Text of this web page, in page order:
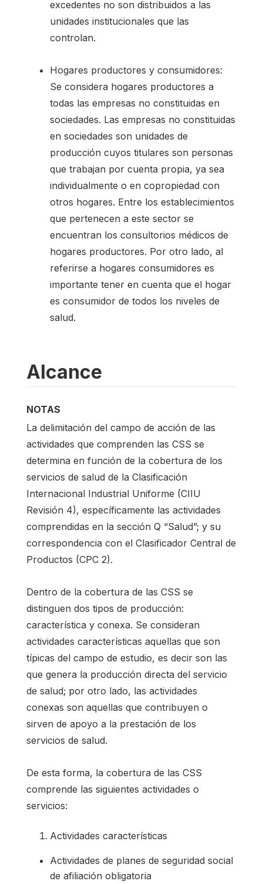
excedentes no son distribuidos a las
unidades institucionales que las
controlan.
Hogares productores y consumidores:
Se considera hogares productores a
todas las empresas no constituidas en
sociedades. Las empresas no constituidas
en sociedades son unidades de
producción cuyos titulares son personas
que trabajan por cuenta propia, ya sea
individualmente o en copropiedad con
otros hogares. Entre los establecimientos
que pertenecen a este sector se
encuentran los consultorios médicos de
hogares productores. Por otro lado, al
referirse a hogares consumidores es
importante tener en cuenta que el hogar
es consumidor de todos los niveles de
salud.
Alcance
NOTAS
La delimitación del campo de acción de las
actividades que comprenden las CSS se
determina en función de la cobertura de los
servicios de salud de la Clasificación
Internacional Industrial Uniforme (CIIU
Revisión 4), específicamente las actividades
comprendidas en la sección Q “Salud”; y su
correspondencia con el Clasificador Central de
Productos (CPC 2).
Dentro de la cobertura de las CSS se
distinguen dos tipos de producción:
característica y conexa. Se consideran
actividades características aquellas que son
típicas del campo de estudio, es decir son las
que genera la producción directa del servicio
de salud; por otro lado, las actividades
conexas son aquellas que contribuyen o
sirven de apoyo a la prestación de los
servicios de salud.
De esta forma, la cobertura de las CSS
comprende las siguientes actividades o
servicios:
Actividades características
Actividades de planes de seguridad social
de afiliación obligatoria